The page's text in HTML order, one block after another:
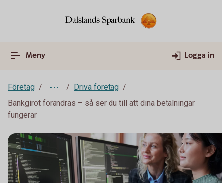
Meny Logga in
Företag
Driva företag
Bankgirot förändras – så ser du till att dina betalningar
fungerar